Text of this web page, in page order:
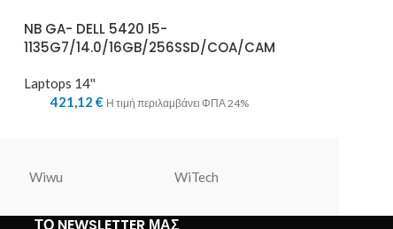
NB GA- DELL 5420 I5-
1135G7/14.0/16GB/256SSD/COA/CAM
Laptops 14''
421,12€ Η τιμή περιλαμβάνει ΦΠΑ 24%
Wiwu WiTech